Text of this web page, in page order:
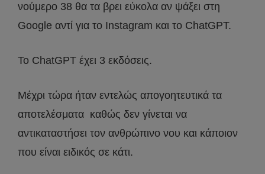
νούμερο 38 θα τα βρει εύκολα αν ψάξει στη
Google αντί για το Instagram και το ChatGPT.
Το ChatGPT έχει 3 εκδόσεις.
Μέχρι τώρα ήταν εντελώς απογοητευτικά τα
αποτελέσματα καθώς δεν γίνεται να
αντικαταστήσει τον ανθρώπινο νου και κάποιον
που είναι ειδικός σε κάτι.